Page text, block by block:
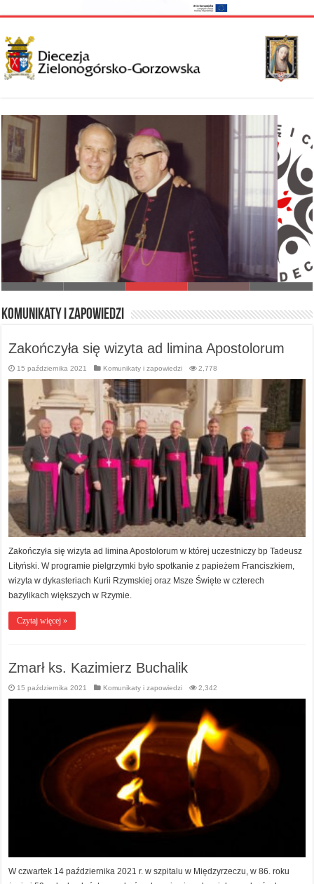
I Synod Diecezji Zielonogórsko-Gorzowskiej
Komunikaty i zapowiedzi
Zakończyła się wizyta ad limina Apostolorum
15 października 2021 Komunikaty i zapowiedzi 2,778
Zakończyła się wizyta ad limina Apostolorum w której uczestniczy bp Tadeusz
Lityński. W programie pielgrzymki było spotkanie z papieżem Franciszkiem,
wizyta w dykasteriach Kurii Rzymskiej oraz Msze Święte w czterech
bazylikach większych w Rzymie.
Czytaj więcej »
Zmarł ks. Kazimierz Buchalik
15 października 2021 Komunikaty i zapowiedzi 2,342
W czwartek 14 października 2021 r. w szpitalu w Międzyrzeczu, w 86. roku